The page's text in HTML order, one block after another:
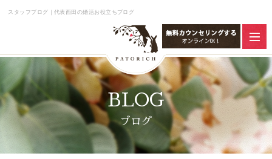
スタッフブログ｜代表西田の婚活お役立ちブログ
BLOG
ブログ